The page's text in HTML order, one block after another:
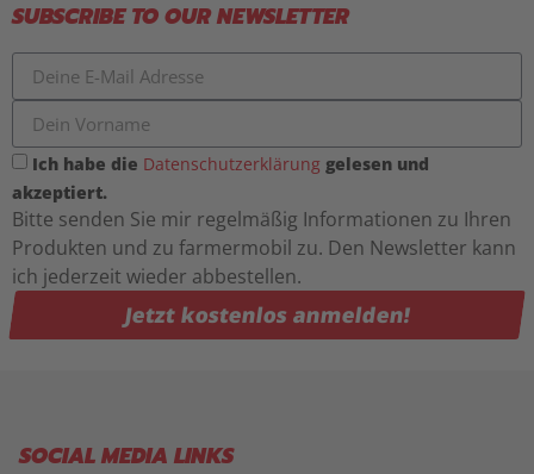
SUBSCRIBE TO OUR NEWSLETTER
Ich habe die Datenschutzerklärung gelesen und
akzeptiert.
Bitte senden Sie mir regelmäßig Informationen zu Ihren
Produkten und zu farmermobil zu. Den Newsletter kann
ich jederzeit wieder abbestellen.
Jetzt kostenlos anmelden!
SOCIAL MEDIA LINKS